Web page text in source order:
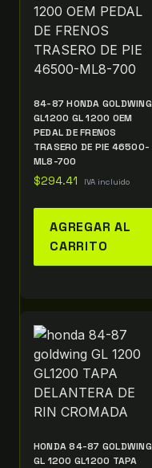
84-87 HONDA GOLDWING
GL1200 GL 1200 OEM
PEDAL DE FRENOS
TRASERO DE PIE 46500-
ML8-700
$294.41 IVA incluido
AGREGAR AL
CARRITO
HONDA 84-87 GOLDWING
GL 1200 GL1200 TAPA